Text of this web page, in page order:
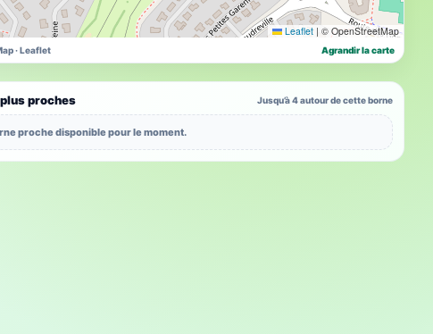
Leaflet | © OpenStreetMap
· Leaflet Agrandir la carte
proches Jusqu’à 4 autour de cette borne
proche disponible pour le moment.